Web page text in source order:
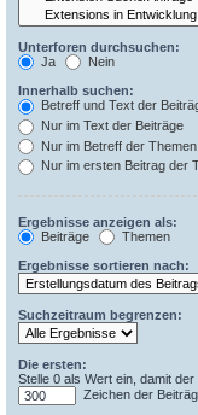
Unterforen durchsuchen:
Ja
Nein
Innerhalb suchen:
Betreff und Text der
Nur im Text der Beiträge
Nur im Betreff der Themen
Nur im ersten Beitrag der
Ergebnisse anzeigen als:
Beiträge
Themen
Ergebnisse sortieren nach:
Suchzeitraum begrenzen:
Die ersten:
Stelle 0 als Wert ein, damit
Zeichen der